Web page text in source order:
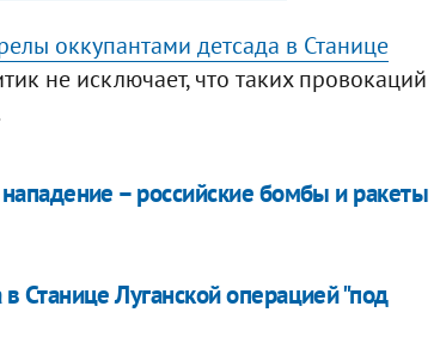
оккупантами детсада в Станице
не исключает, что таких провокаций
– российские бомбы и ракеты
Станице Луганской операцией "под